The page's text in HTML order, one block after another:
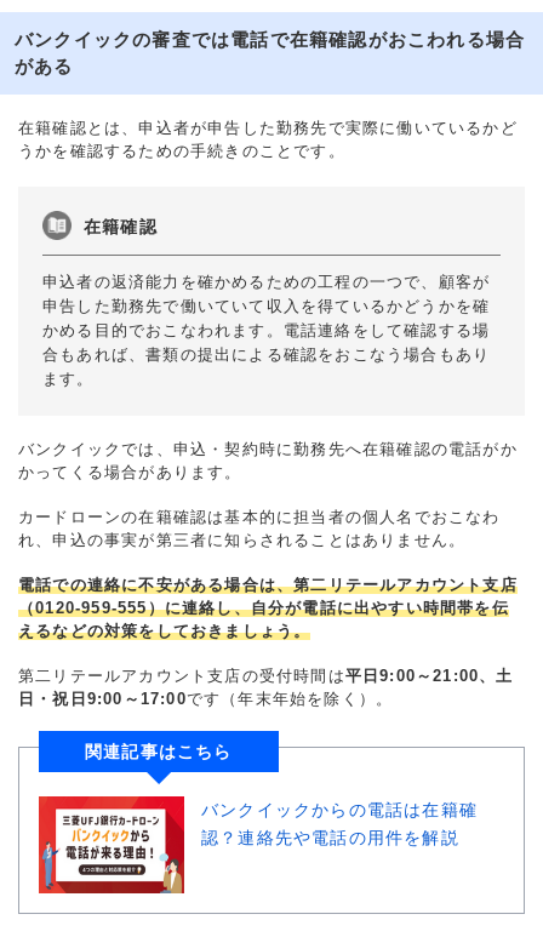
バンクイックの審査では電話で在籍確認がおこわれる場合
がある
在籍確認とは、申込者が申告した勤務先で実際に働いているかど
うかを確認するための手続きのことです。
在籍確認
申込者の返済能力を確かめるための工程の一つで、顧客が
申告した勤務先で働いていて収入を得ているかどうかを確
かめる目的でおこなわれます。電話連絡をして確認する場
合もあれば、書類の提出による確認をおこなう場合もあり
ます。
バンクイックでは、申込・契約時に勤務先へ在籍確認の電話がか
かってくる場合があります。
カードローンの在籍確認は基本的に担当者の個人名でおこなわ
れ、申込の事実が第三者に知らされることはありません。
電話での連絡に不安がある場合は、第二リテールアカウント支店
（0120-959-555）に連絡し、自分が電話に出やすい時間帯を伝
えるなどの対策をしておきましょう。
第二リテールアカウント支店の受付時間は平日9:00～21:00、土
日・祝日9:00～17:00です（年末年始を除く）。
関連記事はこちら
バンクイックからの電話は在籍確
認？連絡先や電話の用件を解説